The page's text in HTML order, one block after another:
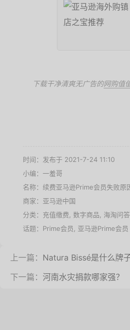
下载干净清爽无广告的网购值
时间：发布于 2021-7-24 11:10
小编：一羞哥
名称： 续费亚马逊Prime会员失败原
商家： 亚马逊中国
分类： 充值缴费 数字商品 海淘问答
话题： Prime会员 亚马逊Prime会员
上一篇： Natura Bissé是什么牌子
下一篇： 河南水灾捐款哪家强？